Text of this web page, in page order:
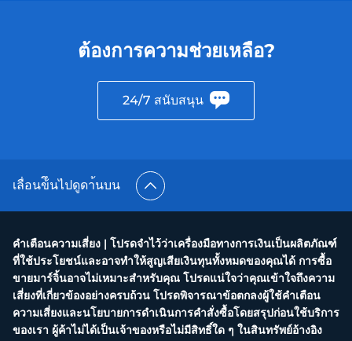
ต้องการความช่วยเหลือ?
24/7 สนับสนุน
เลื่อนข้ึนไปดูดา้นบน
คำเตือนความเสี่ยง | โปรดจำไว้ว่าเครื่องมือทางการเงินเป็นผลิตภัณฑ์
ที่ใช้ประโยชน์และอาจทำให้สูญเสียเงินทุนทั้งหมดของคุณได้ การซื้อ
ขายมาร์จิ้นอาจไม่เหมาะสำหรับคุณ โปรดแน่ใจว่าคุณเข้าใจถึงความ
เสี่ยงที่เกี่ยวข้องอย่างครบถ้วน โปรดพิจารณาข้อตกลงผู้ใช้คำเตือน
ความเสี่ยงและนโยบายการดำเนินการคำสั่งซื้อโดยสรุปก่อนใช้บริการ
ของเรา ผู้ค้าไม่ได้เป็นเจ้าของหรือไม่มีสิทธิ์ใด ๆ ในสินทรัพย์อ้างอิง